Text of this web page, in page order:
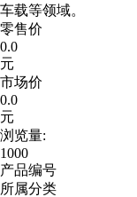
车载等领域。
零售价
0.0
元
市场价
0.0
元
浏览量:
1000
产品编号
所属分类